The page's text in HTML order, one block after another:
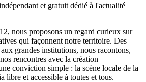
et gratuit dédié à l'actualité
nous proposons un regard curieux sur
qui façonnent notre territoire. Des
grandes institutions, nous racontons,
rencontres avec la création
conviction simple : la scène locale de la
libre et accessible à toutes et tous.